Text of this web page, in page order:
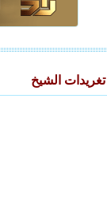
تغريدات الشيخ